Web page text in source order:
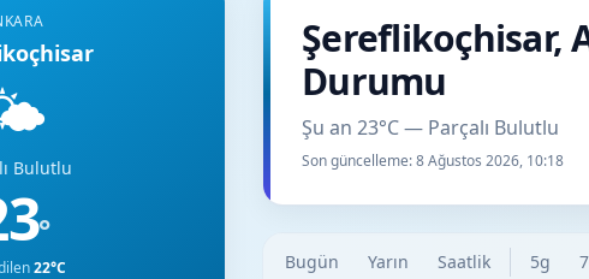
Bulutlu
°
22°C
Şereflikoçhisar,
Durumu
Şu an 23°C — Parçalı Bulutlu
Son güncelleme:8 Ağustos 2026, 10:18
Bugün Yarın Saatlik 5g